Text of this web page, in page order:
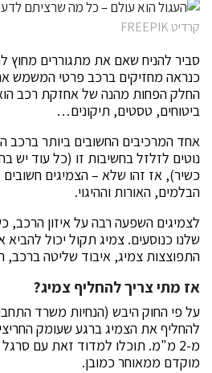
קרדיט FREEPIK
סביר להניח שאם את מתגוררים מחוץ
כנראה מחזיקים ברכב פרטי המשמש
החלק הפחות מהנה של אחזקת רכב הוא
ביטוחים, טסטים, תיקונים…
אחד המרכיבים החשובים ביותר ברכב
נוטים לזלזל בחשיבות זו (כל עוד יש
כשיר), אז זהו שלא – הצמיגים
הבלמים, האורות וההיגוי.
לצמיגים השפעה רבה על איזון הרכב,
שלנו כנוסעים. צמיג תקול יכול
התפוצצות צמיג, איבוד שליטה ברכב,
אז מתי צריך להחליף צמיג?
על פי החוק היבש (הנחיות משרד
להחליף את הצמיג ברגע שעומק
מ-2 מ"מ. תוכלו למדוד זאת עם
מוקדם ממאוחר כמובן.